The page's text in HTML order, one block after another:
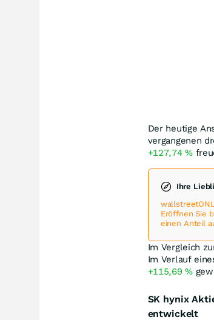
Der heutige
vergangenen
+127,74%
Ihre
Eröffnen Sie
einen Anteil
Im Vergleich
Im Verlauf
+115,69%
SK hynix
entwickelt